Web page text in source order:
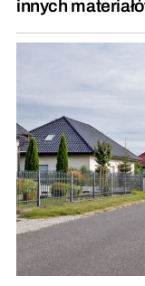
innych